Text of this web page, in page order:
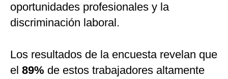
oportunidades profesionales y la
discriminación laboral.
Los resultados de la encuesta revelan que
el 89% de estos trabajadores altamente